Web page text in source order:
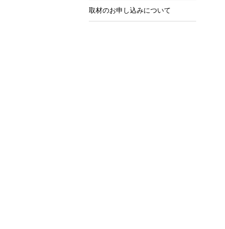
取材のお申し込みについて